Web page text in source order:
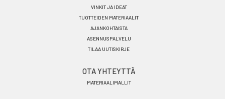
VINKIT JA IDEAT
TUOTTEIDEN MATERIAALIT
AJANKOHTAISTA
ASENNUSPALVELU
TILAA UUTISKIRJE
OTA YHTEYTTÄ
MATERIAALIMALLIT